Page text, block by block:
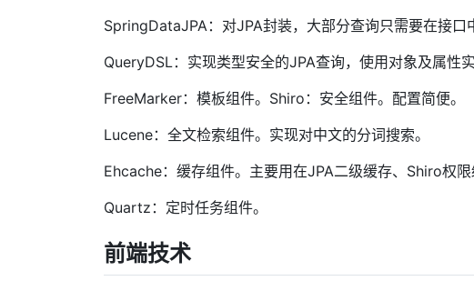
SpringDataJPA：对JPA封装，大部分查询只需要在接口
QueryDSL：实现类型安全的JPA查询，使用对象及属
FreeMarker：模板组件。Shiro：安全组件。配置简便。
Lucene：全文检索组件。实现对中文的分词搜索。
Ehcache：缓存组件。主要用在JPA二级缓存、Shiro权限
Quartz：定时任务组件。
前端技术